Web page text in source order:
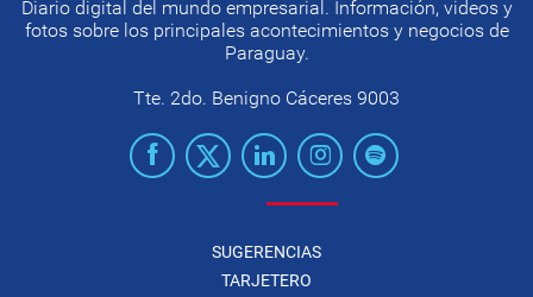
Diario digital del mundo empresarial. Información, videos y
fotos sobre los principales acontecimientos y negocios de
Paraguay.
Tte. 2do. Benigno Cáceres 9003
SUGERENCIAS
TARJETERO